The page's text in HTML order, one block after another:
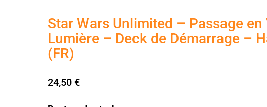
Star Wars Unlimited – Passage en
Lumière – Deck de Démarrage –
(FR)
24,50 €